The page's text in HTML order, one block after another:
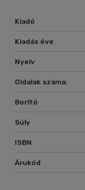
Kiadó
Kiadás éve
Nyelv
Oldalak száma:
Borító
Súly
ISBN
Árukód